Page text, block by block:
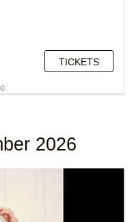
TICKETS
2026